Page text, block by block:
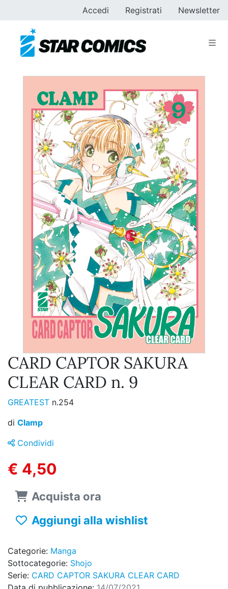
Accedi Registrati Newsletter
CARD CAPTOR SAKURA
CLEAR CARD n. 9
GREATEST n.254
di Clamp
Condividi
€ 4,50
Acquista ora
Aggiungi alla wishlist
Categorie: Manga
Sottocategorie: Shojo
Serie: CARD CAPTOR SAKURA CLEAR CARD